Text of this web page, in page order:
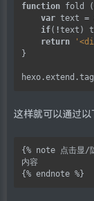
function fold
var text =
if( !text)
return
}
这样就可以通过以
{% note 点击显/
内容